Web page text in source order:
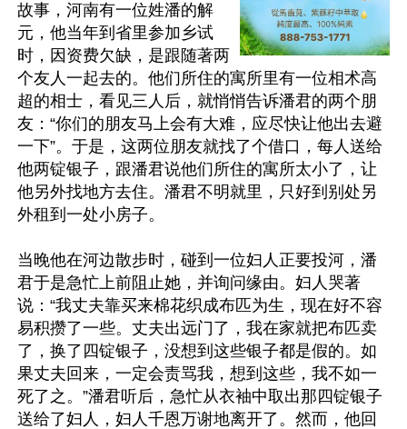
故事，河南有一位姓潘的解
元，他当年到省里参加乡试
时，因资费欠缺，是跟随著两
个友人一起去的。他们所住的寓所里有一位相术高
超的相士，看见三人后，就悄悄告诉潘君的两个朋
友：“你们的朋友马上会有大难，应尽快让他出去避
一下”。于是，这两位朋友就找了个借口，每人送给
他两锭银子，跟潘君说他们所住的寓所太小了，让
他另外找地方去住。潘君不明就里，只好到别处另
外租到一处小房子。
当晚他在河边散步时，碰到一位妇人正要投河，潘
君于是急忙上前阻止她，并询问缘由。妇人哭著
说：“我丈夫靠买来棉花织成布匹为生，现在好不容
易积攒了一些。丈夫出远门了，我在家就把布匹卖
了，换了四锭银子，没想到这些银子都是假的。如
果丈夫回来，一定会责骂我，想到这些，我不如一
死了之。”潘君听后，急忙从衣袖中取出那四锭银子
送给了妇人，妇人千恩万谢地离开了。然而，他回